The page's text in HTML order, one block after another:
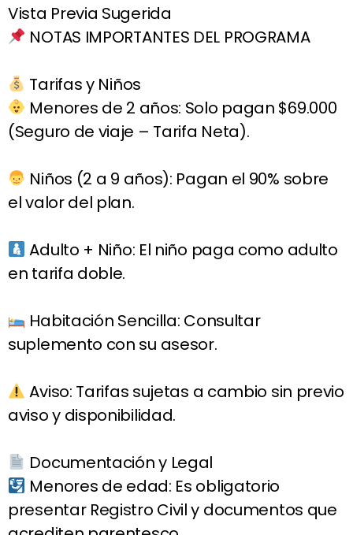
Vista Previa Sugerida
NOTAS IMPORTANTES DEL PROGRAMA
Tarifas y Niños
Menores de 2 años: Solo pagan $69.000
(Seguro de viaje – Tarifa Neta).
Niños (2 a 9 años): Pagan el 90% sobre
el valor del plan.
Adulto + Niño: El niño paga como adulto
en tarifa doble.
Habitación Sencilla: Consultar
suplemento con su asesor.
Aviso: Tarifas sujetas a cambio sin previo
aviso y disponibilidad.
Documentación y Legal
Menores de edad: Es obligatorio
presentar Registro Civil y documentos que